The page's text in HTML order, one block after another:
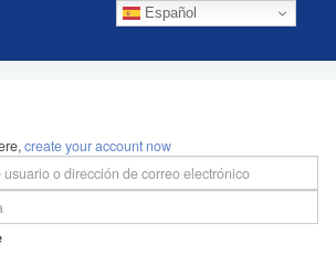
Español
create your account now